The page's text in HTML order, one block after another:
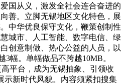
国从义，激发全社会连合奋进的
善。立脚无锡地区文化特色，展
中华优良保守文化，鞭策创制性
城市、人工智能、数字电信、绿
创意制做、热心公益的人员，以
幅。单幅做品不跨越10MB。
平台，成为无锡抽象、引领收
示新时代风貌。内容须紧扣搜集